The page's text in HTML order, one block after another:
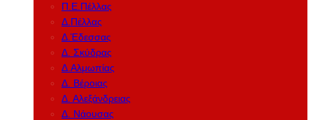
Π.Ε.Πέλλας
Δ.Πέλλας
Δ.Έδεσσας
Δ. Σκύδρας
Δ.Αλμωπίας
Δ. Βέροιας
Δ. Αλεξάνδρειας
Δ. Νάουσας